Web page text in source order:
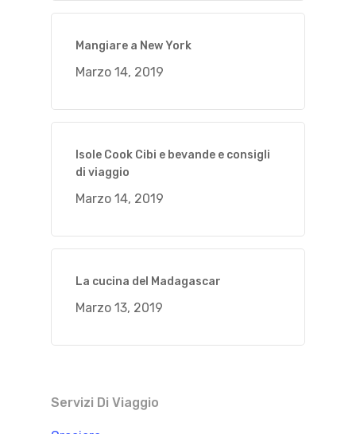
Mangiare a New York
Marzo 14, 2019
Isole Cook Cibi e bevande e consigli
di viaggio
Marzo 14, 2019
La cucina del Madagascar
Marzo 13, 2019
Servizi Di Viaggio